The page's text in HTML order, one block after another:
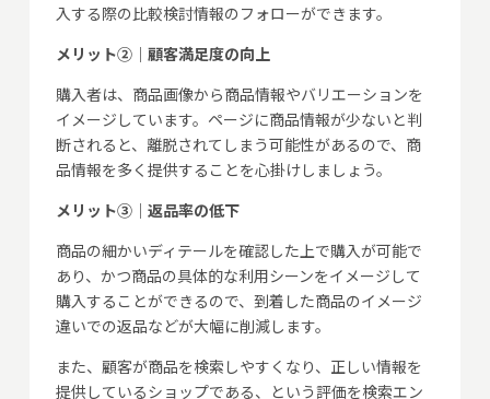
入する際の比較検討情報のフォローができます。
メリット②｜顧客満足度の向上
購入者は、商品画像から商品情報やバリエーションを
イメージしています。ページに商品情報が少ないと判
断されると、離脱されてしまう可能性があるので、商
品情報を多く提供することを心掛けしましょう。
メリット③｜返品率の低下
商品の細かいディテールを確認した上で購入が可能で
あり、かつ商品の具体的な利用シーンをイメージして
購入することができるので、到着した商品のイメージ
違いでの返品などが大幅に削減します。
また、顧客が商品を検索しやすくなり、正しい情報を
提供しているショップである、という評価を検索エン